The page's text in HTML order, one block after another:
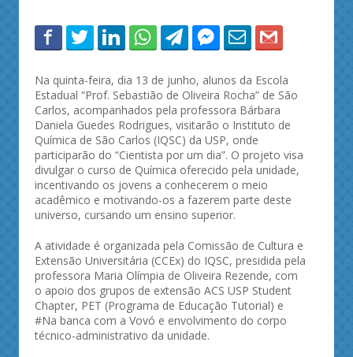
Na quinta-feira, dia 13 de junho, alunos da Escola
Estadual “Prof. Sebastião de Oliveira Rocha” de São
Carlos, acompanhados pela professora Bárbara
Daniela Guedes Rodrigues, visitarão o Instituto de
Química de São Carlos (IQSC) da USP, onde
participarão do “Cientista por um dia”. O projeto visa
divulgar o curso de Química oferecido pela unidade,
incentivando os jovens a conhecerem o meio
acadêmico e motivando-os a fazerem parte deste
universo, cursando um ensino superior.
A atividade é organizada pela Comissão de Cultura e
Extensão Universitária (CCEx) do IQSC, presidida pela
professora Maria Olímpia de Oliveira Rezende, com
o apoio dos grupos de extensão ACS USP Student
Chapter, PET (Programa de Educação Tutorial) e
#Na banca com a Vovó e envolvimento do corpo
técnico-administrativo da unidade.